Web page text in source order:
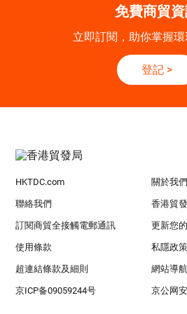
免費商貿
立即訂閱，助你掌握
登記 >
HKTDC.com 關於我們
聯絡我們 香港貿
訂閱商貿全接觸電郵通訊 更新您
使用條款 私隱政
超連結條款及細則 網站導航
京ICP备09059244号 京公网